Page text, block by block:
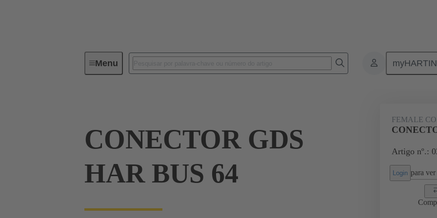
MenuDevice connectivity Produtos Motherboard to
CONECTOR GDS
HAR BUS 64
FEMALE
Artigo nº.:
Login para